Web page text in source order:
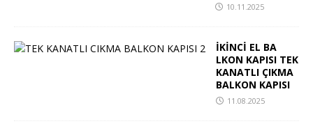
10.11.2025
İKİNCİ EL BA
LKON KAPISI TEK
KANATLI ÇIKMA
BALKON KAPISI
11.08.2025